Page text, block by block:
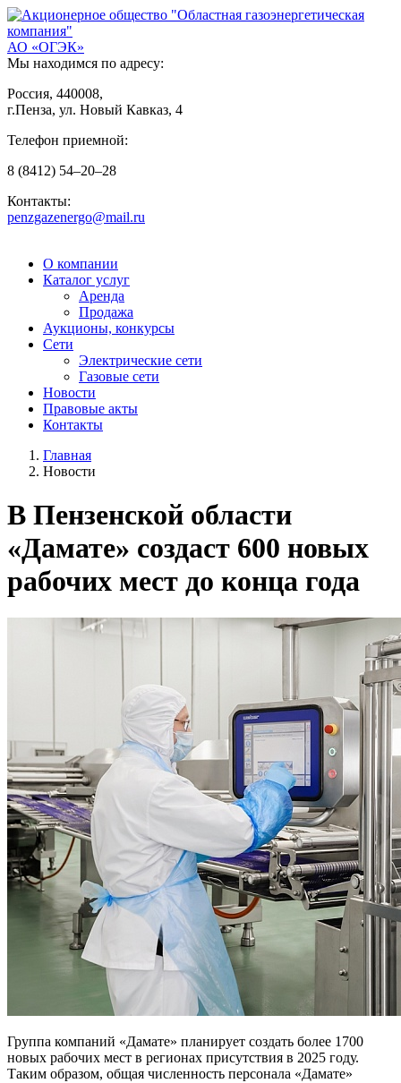
АО «ОГЭК»
Мы находимся по адресу:
Россия, 440008,
г.Пенза, ул. Новый Кавказ, 4
Телефон приемной:
8 (8412) 54–20–28
Контакты:
penzgazenergo@mail.ru
О компании
Каталог услуг
Аренда
Продажа
Аукционы, конкурсы
Сети
Электрические сети
Газовые сети
Новости
Правовые акты
Контакты
Главная
Новости
В Пензенской области
«Дамате» создаст 600 новых
рабочих мест до конца года
Группа компаний «Дамате» планирует создать более 1700
новых рабочих мест в регионах присутствия в 2025 году.
Таким образом, общая численность персонала «Дамате»